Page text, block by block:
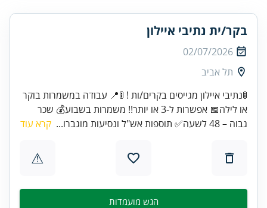
בקר/ית נתיבי איילון
02/07/2026
תל אביב
🚦נתיבי איילון מגייסים בקרים/ות ! 🚦📍 עבודה במשמרות בוקר
או לילה📅 אפשרות ל-3 או יותר!! משמרות בשבוע💰 שכר
גבוה – 48 לשעה✅ תוספות אש"ל ונסיעות מוגברו...
קרא עוד
⚠
הגש מועמדות